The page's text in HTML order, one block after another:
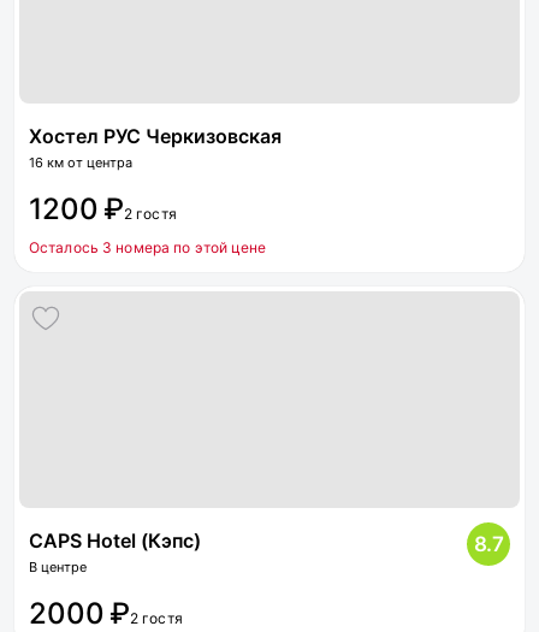
Хостел РУС Черкизовская
16 км от центра
1200 ₽2 гостя
Осталось 3 номера по этой цене
CAPS Hotel (Кэпс)
В центре
8.7
2000 ₽2 гостя